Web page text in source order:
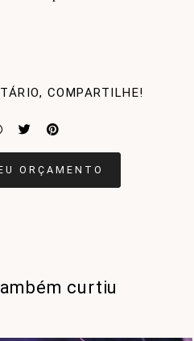
COMPARTILHE!
ORÇAMENTO
curtiu